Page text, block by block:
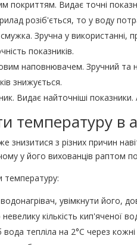
покриттям. Видає точні
розіб'ється, то у воду
Зручна у використанні,
показників.
наповнювачем. Зручний та
знижується.
Видає найточніші
температуру в
знизитися з різних причин
у його вихованців раптом
температуру:
увімкнути його,
кількість кип'яченої
тепліла на 2°C через